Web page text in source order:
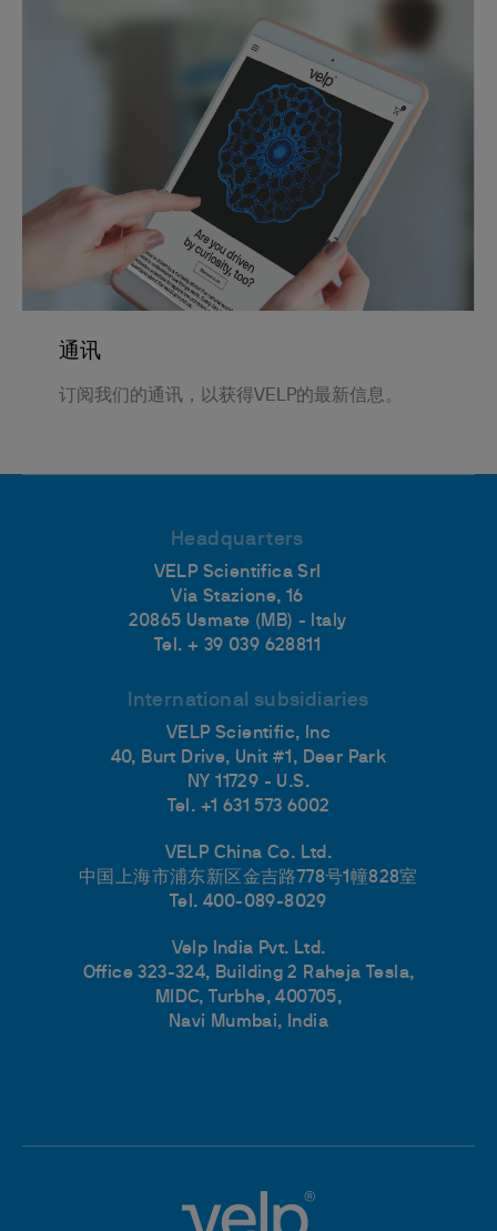
通讯
订阅我们的通讯，以获得VELP的最新信息。
Headquarters
VELP Scientifica Srl
Via Stazione, 16
20865 Usmate (MB) - Italy
Tel. + 39 039 628811
International subsidiaries
VELP Scientific, Inc
40, Burt Drive, Unit #1, Deer Park
NY 11729 - U.S.
Tel. +1 631 573 6002
VELP China Co. Ltd.
中国上海市浦东新区金吉路778号1幢828室
Tel. 400-089-8029
Velp India Pvt. Ltd.
Office 323-324, Building 2 Raheja Tesla,
MIDC, Turbhe, 400705,
Navi Mumbai, India